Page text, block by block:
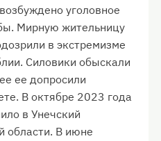
уголовное
Мирную жительницу
в экстремизме
Силовики обыскали
ее допросили
В октябре 2023 года
в Унечский
области. В июне